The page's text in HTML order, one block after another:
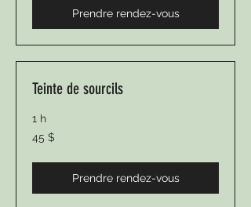
Prendre rendez-vous
Teinte de sourcils
1 h
45 dollars
canadiens
45 $
Prendre rendez-vous